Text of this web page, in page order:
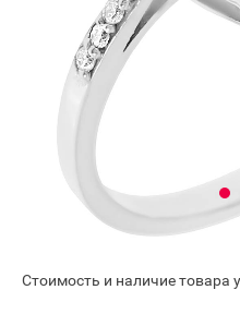
Стоимость и наличие товара